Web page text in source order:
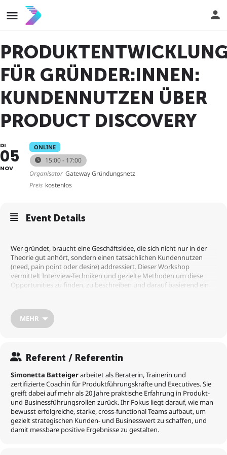
FÜR GRÜNDER:INNEN:
KUNDENNUTZEN ÜBER
PRODUCT DISCOVERY
DI
05
NOV
ONLINE
15:00 - 17:00
Organisator Gateway Gründungsnetz
Preis kostenlos
Event Details
Wer gründet, braucht eine Geschäftsidee, die sich nicht nur in der
Theorie gut anhört, sondern einen tatsächlichen Kundennutzen
(need, pain point oder desire) addressiert. Dieser Workshop
vermittelt Interview-Techniken und gezielte Methoden um diese
Opportunities zu finden, zu beschreiben und darauf basierend ein
Einer der größten Fehler, den man in der Produktentwicklung
sondern aufgrund von Annahmen, die man persönlich dazu trifft.
Diesen Fehler kann man sehr gut vermeiden indem man
systematisch erfragt, wie und in welchem Kontext ein user ein
Produkt tatsächlich nutzen will. Wir lernen in diesem Workshop,
gezielt nach diesen Motivationen und Situationen zu fragen, in
denen das Produkt einen Mehrwert schafft. Wir schauen uns dazu
grundlegende Konzepte aus der Produktentwicklung an, und
übersetzen dies in konkrete Ansätze, wie man selbst ein Product-
MEHR
Referent / Referentin
Simonetta Batteigerarbeitet als Beraterin, Trainerin und
zertifizierte Coachin für Produktführungskräfte und Executives. Sie
greift dabei auf mehr als 20 Jahre praktische Erfahrung in Produkt-
und Businessführungsrollen zurück. Ihr Fokus liegt darauf, wie man
bewusst erfolgreiche, starke, cross-functional Teams aufbaut, um
gezielt strategischen Kunden- und Businesswert zu schaffen, und
damit messbare positive Ergebnisse zu gestalten.